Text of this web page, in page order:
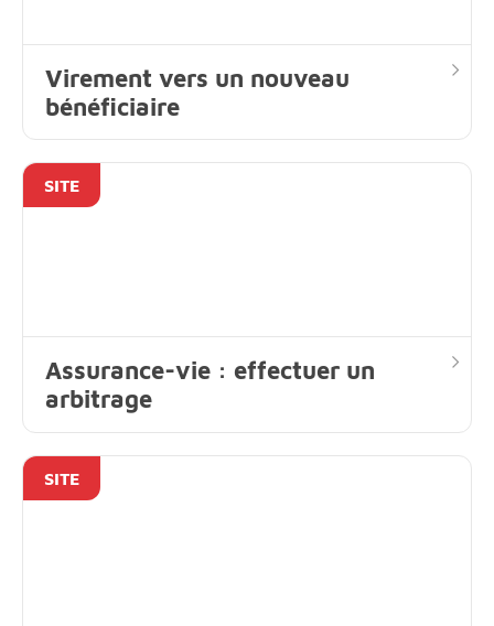
Virement vers un nouveau
bénéficiaire
SITE
Assurance-vie : effectuer un
arbitrage
SITE